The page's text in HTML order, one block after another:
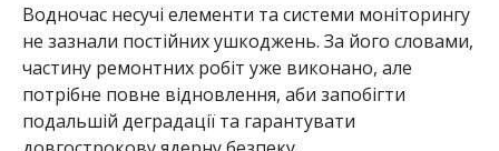
Водночас несучі елементи та системи моніторингу
не зазнали постійних ушкоджень. За його словами,
частину ремонтних робіт уже виконано, але
потрібне повне відновлення, аби запобігти
подальшій деградації та гарантувати